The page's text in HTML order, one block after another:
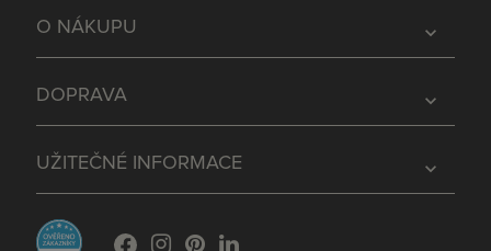
expand_more
O NÁKUPU
expand_more
DOPRAVA
expand_more
UŽITEČNÉ INFORMACE